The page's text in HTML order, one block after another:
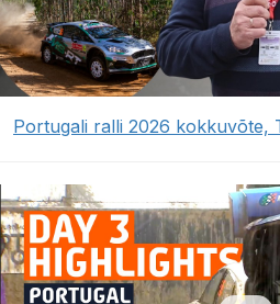
Portugali ralli 2026 kokkuvõte,